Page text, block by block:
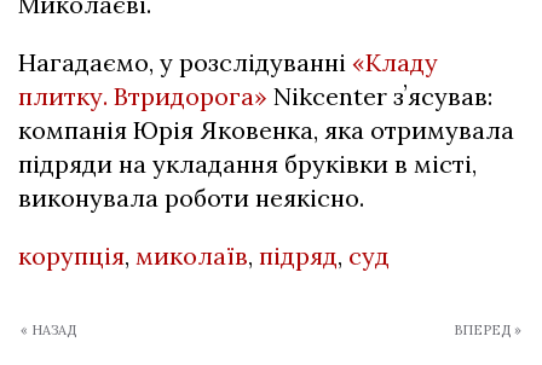
Нагадаємо, у розслідуванні «Кладу
плитку. Втридорога» Nikcenter зʼясував:
компанія Юрія Яковенка, яка отримувала
підряди на укладання бруківки в місті,
виконувала роботи неякісно.
корупція, миколаїв, підряд, суд
« НАЗАД ВПЕРЕД »